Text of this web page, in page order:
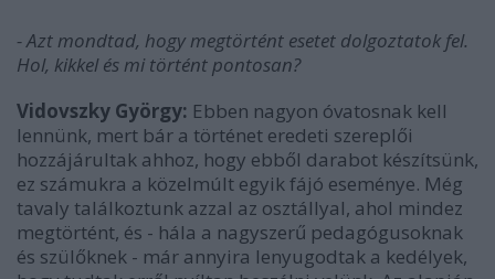
- Azt mondtad, hogy megtörtént esetet dolgoztatok fel.
Hol, kikkel és mi történt pontosan?
Vidovszky György: Ebben nagyon óvatosnak kell
lennünk, mert bár a történet eredeti szereplői
hozzájárultak ahhoz, hogy ebből darabot készítsünk,
ez számukra a közelmúlt egyik fájó eseménye. Még
tavaly találkoztunk azzal az osztállyal, ahol mindez
megtörtént, és - hála a nagyszerű pedagógusoknak
és szülőknek - már annyira lenyugodtak a kedélyek,